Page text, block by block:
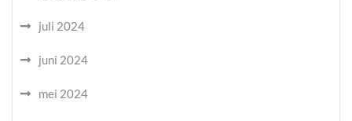
juli 2024
juni 2024
mei 2024